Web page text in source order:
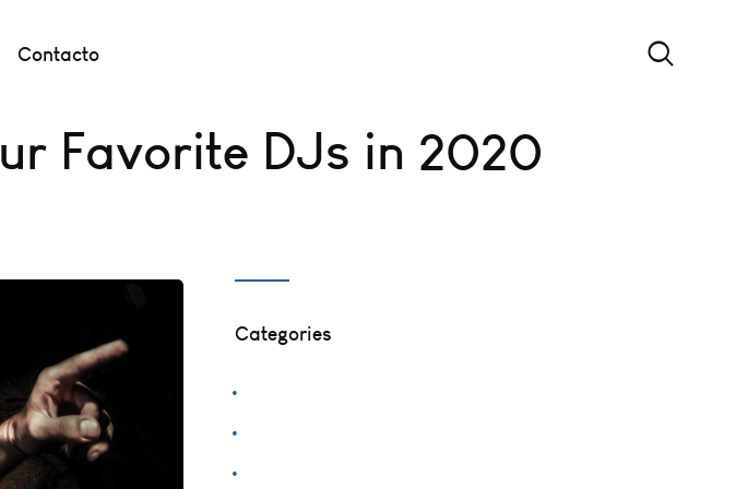
Contacto
Favorite DJs in 2020
Categories